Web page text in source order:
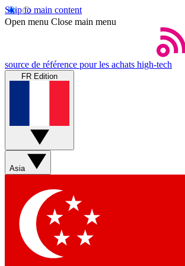
Skip to main content
Open menu Close main menu
source de référence pour les achats high-tech
FR Edition
Asia